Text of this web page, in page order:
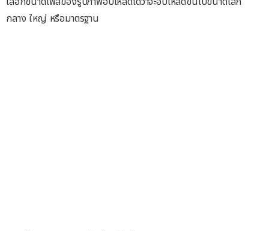
กลาง ใหญ่ หรือมาตรฐาน